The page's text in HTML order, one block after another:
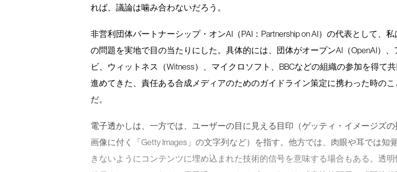
れば、議論は噛み合わないだろう。
非営利団体パートナーシップ・オンAI（PAI：Partnership on AI）の代表として、私
の問題を実地で目の当たりにした。具体的には、団体がオープンAI（OpenAI）、
ビ、ウィットネス（Witness）、マイクロソフト、BBCなどの組織の参加を得て
進めてきた、責任ある合成メディアのためのガイドライン策定に携わった時のこ
だ。
電子透かしは、一方では、ユーザーの目に見える目印（ゲッティ・イメージズの
画像に付く「Getty Images」の文字列など）を指す。他方では、肉眼や耳では知
きないようにコンテンツに埋め込まれた技術的信号を意味する場合もある。透明